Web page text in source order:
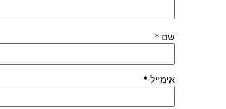
שם *
אימייל *